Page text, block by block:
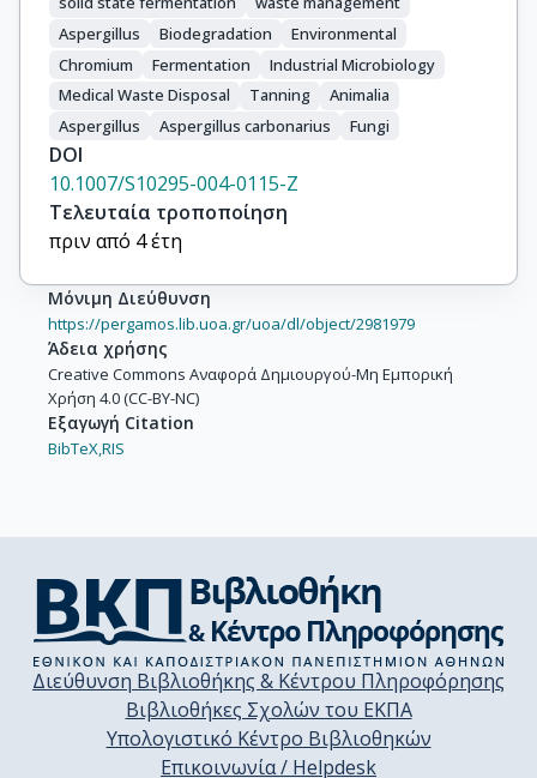
Aspergillus
Biodegradation
Environmental
Chromium
Fermentation
Industrial Microbiology
Medical Waste Disposal
Tanning
Animalia
Aspergillus
Aspergillus carbonarius Fungi
DOI
10.1007/S10295-004-0115-Z
Τελευταία τροποποίηση
πριν από 4 έτη
Μόνιμη Διεύθυνση
https://pergamos.lib.uoa.gr/uoa/dl/object/2981979
Άδεια χρήσης
Creative Commons Αναφορά Δημιουργού-Μη Εμπορική
Χρήση 4.0 (CC-BY-NC)
Εξαγωγή Citation
BibTeX,RIS
Διεύθυνση Βιβλιοθήκης & Κέντρου Πληροφόρησης
Βιβλιοθήκες Σχολών του ΕΚΠΑ
Υπολογιστικό Κέντρο Βιβλιοθηκών
Επικοινωνία / Helpdesk